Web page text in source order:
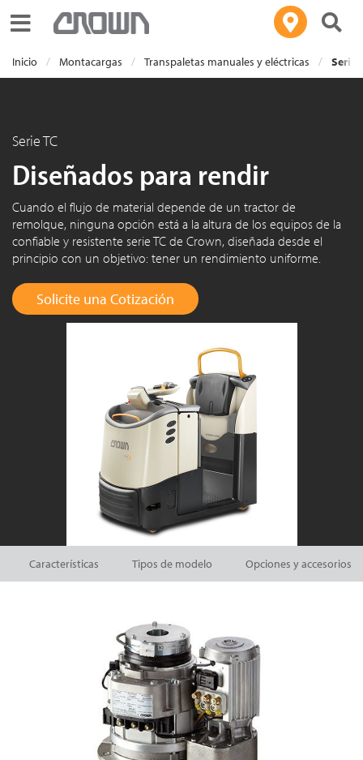
Toggle navigation
Inicio Montacargas Transpaletas manuales y eléctricas Serie
Serie TC
Diseñados para rendir
Cuando el flujo de material depende de un tractor de
remolque, ninguna opción está a la altura de los equipos de la
confiable y resistente serie TC de Crown, diseñada desde el
principio con un objetivo: tener un rendimiento uniforme.
Solicite una Cotización
Características Tipos de modelo Opciones y accesorios